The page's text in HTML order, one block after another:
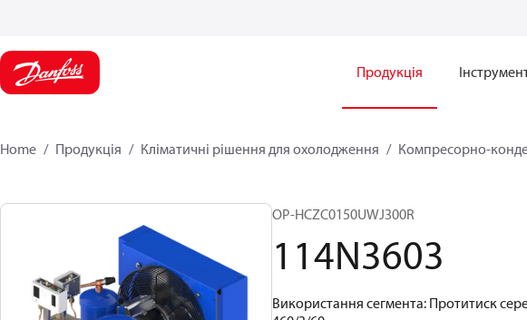
Продукція
Home Продукція Кліматичні рішення для охолодження Компресорно-
OP-HCZC0150UWJ300R
114N3603
Використання сегмента: Протитиск